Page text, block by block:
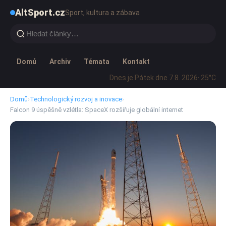
AltSport.czSport, kultura a zábava
Domů Archiv Témata
Kontakt
Dnes je Pátek dne 7 8. 2026· 25°C
Domů›Technologický rozvoj a inovace›
Falcon 9 úspěšně vzlétla: SpaceX rozšiřuje globální internet